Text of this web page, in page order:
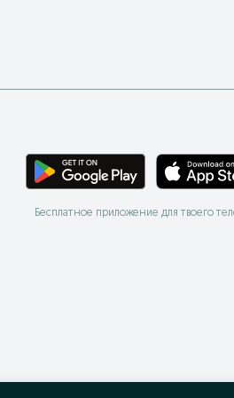
Бесплатное приложение для твоего